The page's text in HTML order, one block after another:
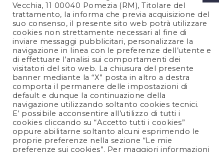
PRIVACY POLICY
COOKIES POLICY
NOTE LEGALI
CONTATTACI
FOLLOW US
Vecchia, 11 00040 Pomezia (RM), Titolare del
trattamento, la informa che previa acquisizione del
suo consenso, il presente sito web potrà utilizzare
cookies non strettamente necessari al fine di
inviare messaggi pubblicitari, personalizzare la
navigazione in linea con le preferenze dell’utente e
di effettuare l’analisi sui comportamenti dei
visitatori del sito web. La chiusura del presente
banner mediante la “X” posta in altro a destra
comporta il permanere delle impostazioni di
default e dunque la continuazione della
navigazione utilizzando soltanto cookies tecnici.
E’ possibile acconsentire all’utilizzo di tutti i
cookies cliccando su “Accetto tutti i cookies”
oppure abilitarne soltanto alcuni esprimendo le
proprie preferenze nella sezione “Le mie
preferenze sui cookies”. Per maggiori informazioni